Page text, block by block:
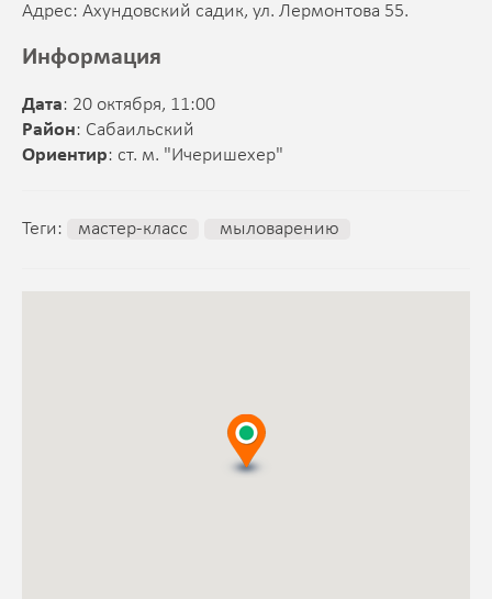
Адрес: Ахундовский садик, ул. Лермонтова 55.
Информация
Дата: 20 октября, 11:00
Район: Сабаильский
Ориентир: ст. м. "Ичеришехер"
Теги: мастер-класс мыловарению